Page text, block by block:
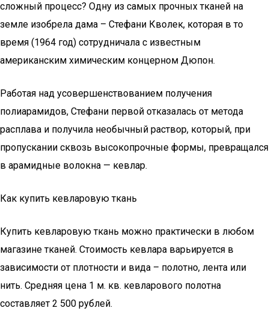
сложный процесс? Одну из самых прочных тканей на
земле изобрела дама – Стефани Кволек, которая в то
время (1964 год) сотрудничала с известным
американским химическим концерном Дюпон.
Работая над усовершенствованием получения
полиарамидов, Стефани первой отказалась от метода
расплава и получила необычный раствор, который, при
пропускании сквозь высокопрочные формы, превращался
в арамидные волокна — кевлар.
Как купить кевларовую ткань
Купить кевларовую ткань можно практически в любом
магазине тканей. Стоимость кевлара варьируется в
зависимости от плотности и вида – полотно, лента или
нить. Средняя цена 1 м. кв. кевларового полотна
составляет 2 500 рублей.